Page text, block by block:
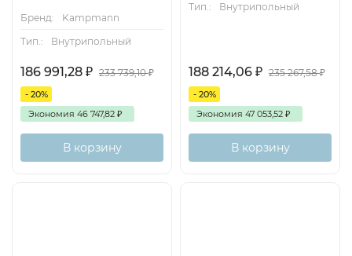
Бренд:
Kampmann
Тип.:
Внутрипольный
186 991,28 ₽ 233 739,10₽
- 20%
Экономия 46 747,82 ₽
В корзину
Тип.:
Внутрипольный
188 214,06 ₽ 235 267,58₽
- 20%
Экономия 47 053,52 ₽
В корзину